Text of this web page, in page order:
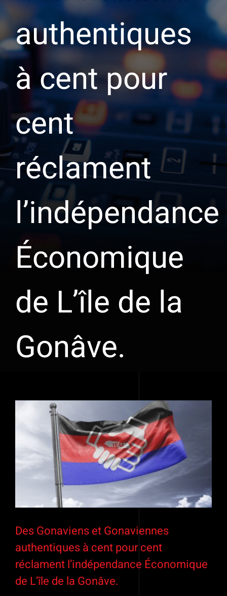
authentiques
à cent pour
cent
réclament
l’indépendance
Économique
de L’île de la
Gonâve.
Voir
agrandie
Des Gonaviens et Gonaviennes
authentiques à cent pour cent
réclament l’indépendance Économique
de L’île de la Gonâve.